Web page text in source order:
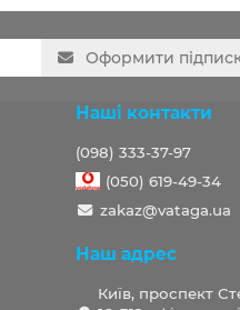
Оформити
Наші контакти
(098) 333-37-97
(050) 619-49-34
zakaz@vataga.ua
Наш адрес
Київ, проспект